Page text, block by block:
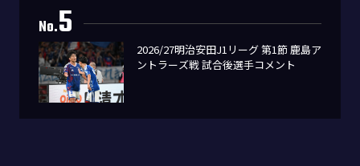
No.5
2026/27明治安田J1リーグ 第1節 鹿島ア
ントラーズ戦 試合後選手コメント